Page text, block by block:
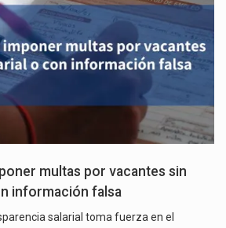
multas por vacantes sin
información falsa
salarial toma fuerza en el